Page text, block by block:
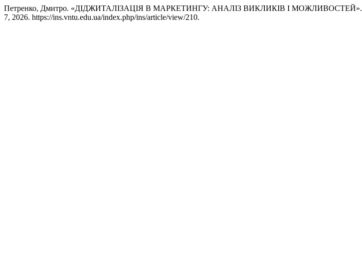
Петренко, Дмитро. «ДІДЖИТАЛІЗАЦІЯ В МАРКЕТИНГУ: АНАЛІЗ ВИКЛИКІВ І МОЖЛИВОСТЕЙ».
7, 2026. https://ins.vntu.edu.ua/index.php/ins/article/view/210.